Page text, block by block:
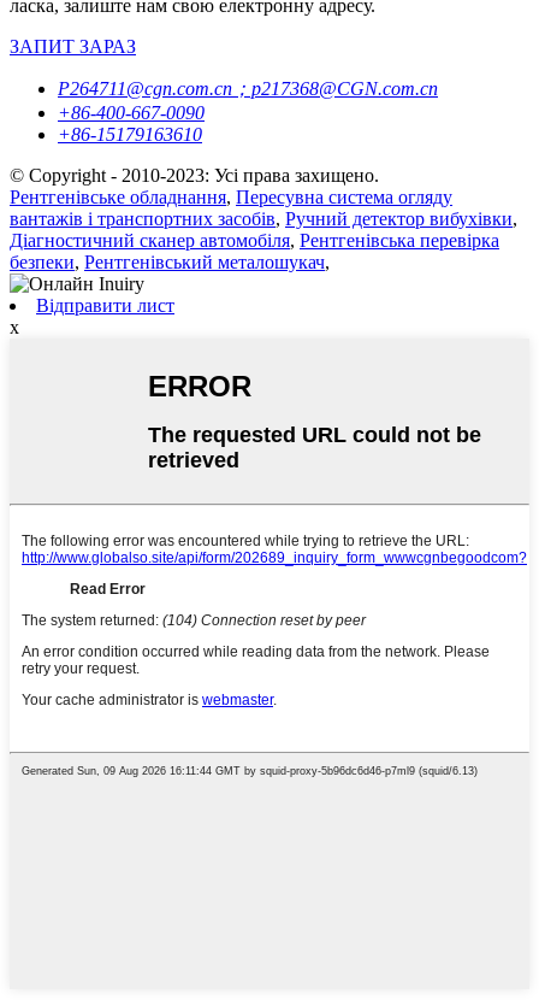
ласка, залиште нам свою електронну адресу.
ЗАПИТ ЗАРАЗ
P264711@cgn.com.cn；p217368@CGN.com.cn
+86-400-667-0090
+86-15179163610
© Copyright - 2010-2023: Усі права захищено.
Рентгенівське обладнання, Пересувна система огляду
вантажів і транспортних засобів, Ручний детектор вибухівки,
Діагностичний сканер автомобіля, Рентгенівська перевірка
безпеки, Рентгенівський металошукач,
Відправити лист
x